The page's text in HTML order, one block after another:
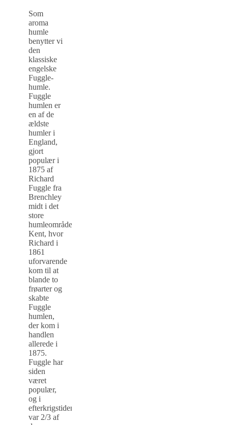
Som
aroma
humle
benytter vi
den
klassiske
engelske
Fuggle-
humle.
Fuggle
humlen er
en af de
ældste
humler i
England,
gjort
populær i
1875 af
Richard
Fuggle fra
Brenchley
midt i det
store
humleområde
Kent, hvor
Richard i
1861
uforvarende
kom til at
blande to
frøarter og
skabte
Fuggle
humlen,
der kom i
handlen
allerede i
1875.
Fuggle har
siden
været
populær,
og i
efterkrigstiden
var 2/3 af